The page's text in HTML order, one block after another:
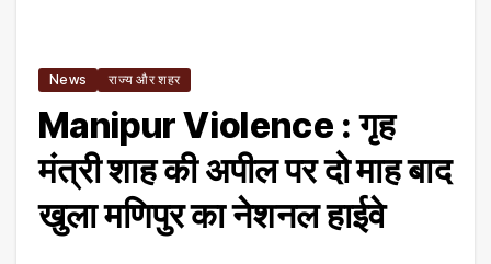
News राज्य और शहर
Manipur Violence : गृह
मंत्री शाह की अपील पर दो माह बाद
खुला मणिपुर का नेशनल हाईवे